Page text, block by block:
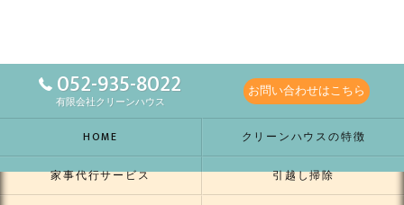
052-935-8022
有限会社クリーンハウス
お問い合わせはこちら
HOME クリーンハウスの特徴
家事代行サービス 引越し掃除